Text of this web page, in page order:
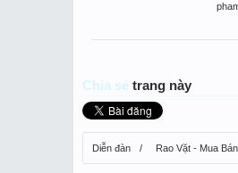
Chia sẻ trang này
Diễn đàn Rao Vặt - Mua Bán